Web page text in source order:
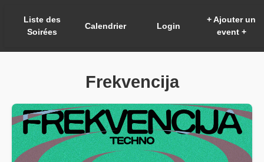
Liste des
Soirées
Calendrier Login
+ Ajouter un
event +
Frekvencija